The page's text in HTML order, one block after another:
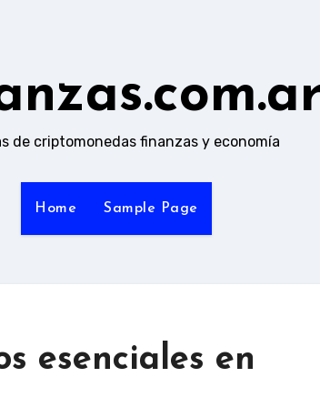
de criptomonedas finanzas y economía
Home Sample Page
esenciales en